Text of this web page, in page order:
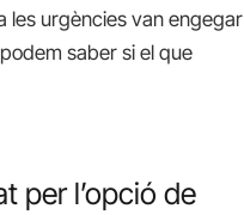
les urgències van engegar
saber si el que
per l’opció de